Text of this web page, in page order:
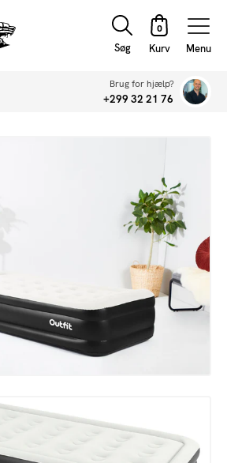
Søg Menu
Brug for hjælp?
+299 32 21 76